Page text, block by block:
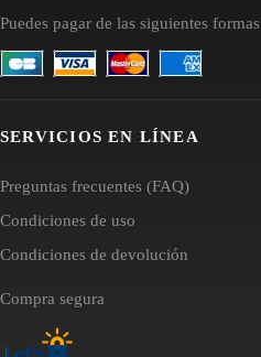
Puedes pagar de las siguientes formas
SERVICIOS EN LÍNEA
Preguntas frecuentes (FAQ)
Condiciones de uso
Condiciones de devolución
Compra segura